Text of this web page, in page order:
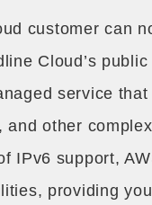
customer can
Cloud’s
service
and other
IPv6 support,
providing